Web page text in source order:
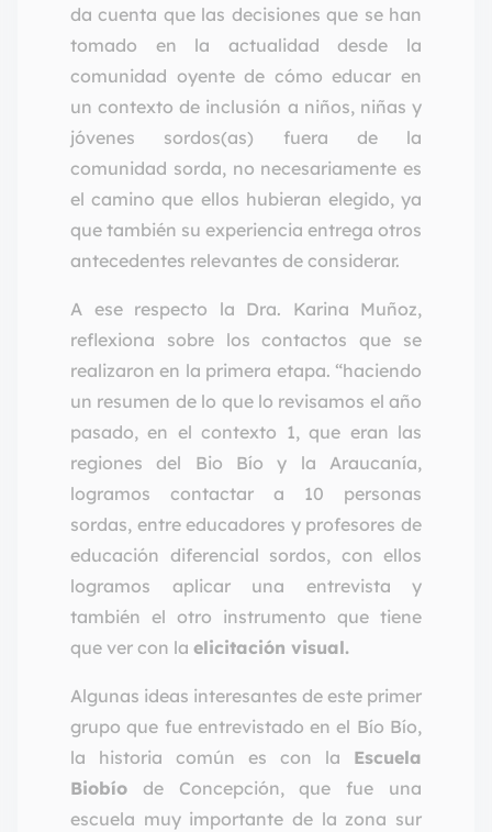
da cuenta que las decisiones que se han
tomado en la actualidad desde la
comunidad oyente de cómo educar en
un contexto de inclusión a niños, niñas y
jóvenes sordos(as) fuera de la
comunidad sorda, no necesariamente es
el camino que ellos hubieran elegido, ya
que también su experiencia entrega otros
antecedentes relevantes de considerar.
A ese respecto la Dra. Karina Muñoz,
reflexiona sobre los contactos que se
realizaron en la primera etapa. “haciendo
un resumen de lo que lo revisamos el año
pasado, en el contexto 1, que eran las
regiones del Bio Bío y la Araucanía,
logramos contactar a 10 personas
sordas, entre educadores y profesores de
educación diferencial sordos, con ellos
logramos aplicar una entrevista y
también el otro instrumento que tiene
que ver con la elicitación visual.
Algunas ideas interesantes de este primer
grupo que fue entrevistado en el Bío Bío,
la historia común es con la Escuela
Biobío de Concepción, que fue una
escuela muy importante de la zona sur